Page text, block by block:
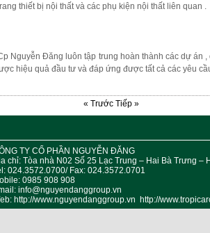
thiết bị nội thất và các phụ kiện nội thất liên quan .
Nguyễn Đăng luôn tập trung hoàn thành các dự án
hiệu quả đầu tư và đáp ứng được tất cả các yêu
« Trước Tiếp »
TY CỔ PHẦN NGUYỄN ĐĂNG
chỉ: Tòa nhà N02 Số 25 Lạc Trung – Hai Bà Trưng –
024.3572.0700/ Fax: 024.3572.0701
0985 908 908
info@nguyendanggroup.vn
http://www.nguyendanggroup.vn http://